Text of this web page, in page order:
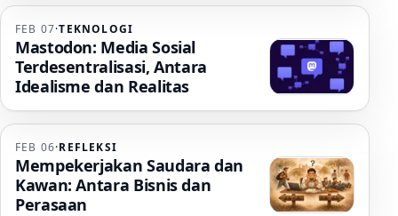
FEB 07·TEKNOLOGI
Mastodon: Media Sosial
Terdesentralisasi, Antara
Idealisme dan Realitas
FEB 06·REFLEKSI
Mempekerjakan Saudara dan
Kawan: Antara Bisnis dan
Perasaan